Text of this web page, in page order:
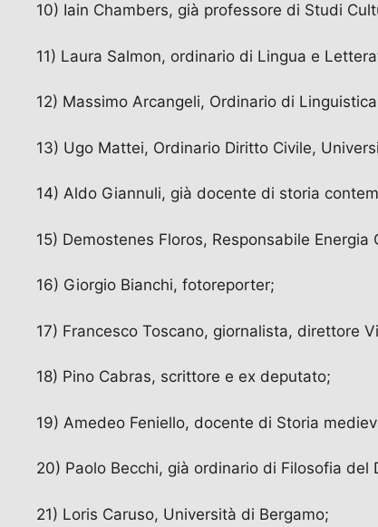
10) Iain Chambers, già professore di Studi
11) Laura Salmon, ordinario di Lingua e
12) Massimo Arcangeli, Ordinario di
13) Ugo Mattei, Ordinario Diritto Civile,
14) Aldo Giannuli, già docente di storia
15) Demostenes Floros, Responsabile Energia
16) Giorgio Bianchi, fotoreporter;
17) Francesco Toscano, giornalista, direttore
18) Pino Cabras, scrittore e ex deputato;
19) Amedeo Feniello, docente di Storia
20) Paolo Becchi, già ordinario di Filosofia del
21) Loris Caruso, Università di Bergamo;